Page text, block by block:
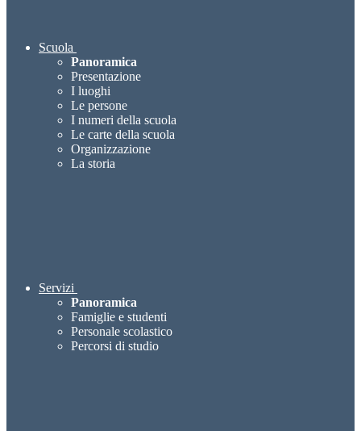
Scuola
Panoramica
Presentazione
I luoghi
Le persone
I numeri della scuola
Le carte della scuola
Organizzazione
La storia
Servizi
Panoramica
Famiglie e studenti
Personale scolastico
Percorsi di studio